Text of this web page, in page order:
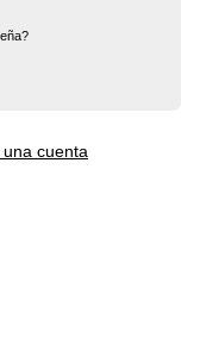
cuenta